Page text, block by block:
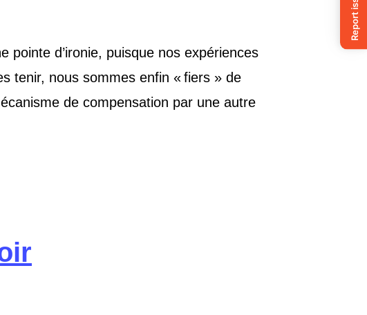
pointe d’ironie, puisque nos expériences
tenir, nous sommes enfin « fiers » de
de compensation par une autre